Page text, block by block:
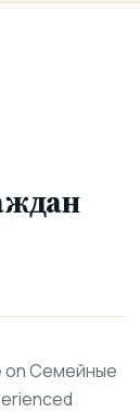
on Семейные